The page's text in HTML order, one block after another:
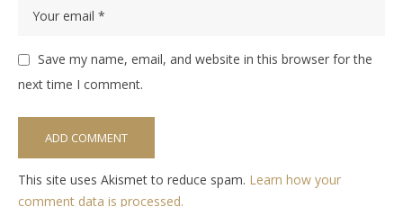
Save my name, email, and website in this browser for the
next time I comment.
This site uses Akismet to reduce spam. Learn how your
comment data is processed.